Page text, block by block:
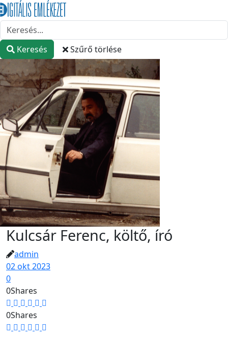
Keresés Szűrő törlése
Kulcsár Ferenc, költő, író
admin
02 okt 2023
0
0Shares
0Shares